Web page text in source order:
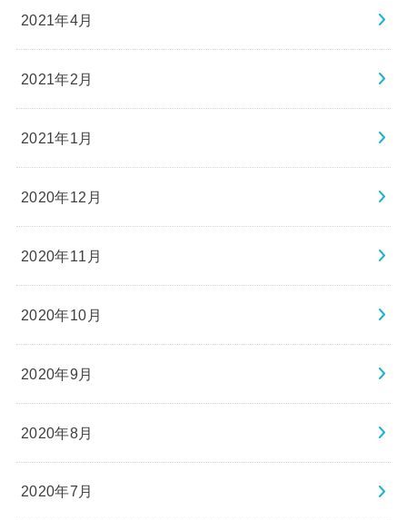
2021年4月
2021年2月
2021年1月
2020年12月
2020年11月
2020年10月
2020年9月
2020年8月
2020年7月